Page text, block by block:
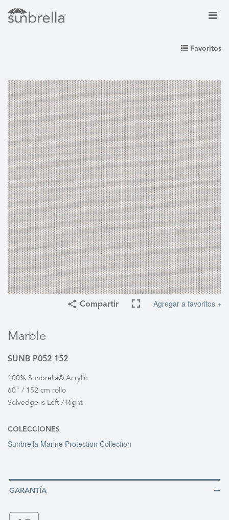
Favoritos
Compartir Agregar a favoritos +
Marble
SUNB P052 152
100% Sunbrella® Acrylic
60" / 152 cm rollo
Selvedge is Left / Right
COLECCIONES
Sunbrella Marine Protection Collection
GARANTÍA